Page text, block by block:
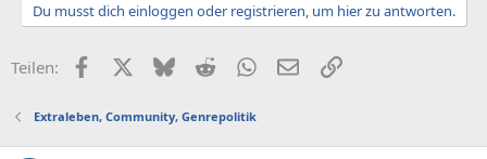
Du musst dich einloggen oder registrieren, um hier zu antworten.
Teilen: FacebookX (Twitter)
BlueskyRedditWhatsApp
E-MailLink
Extraleben, Community, Genrepolitik